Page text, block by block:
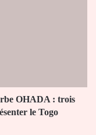
OHADA : trois
le Togo